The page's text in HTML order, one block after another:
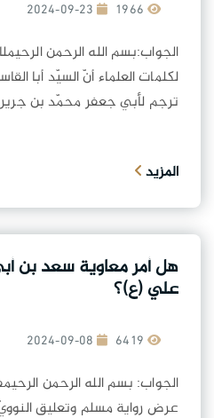
2024-09-23
الجواب:بسم الله الرحمن
لكلمات العلماء أنّ السيّد أبا
ترجم لأبي جعفر محمّد بن جرير
المزيد
هل أمر معاوية سعد بن
علي (ع)؟
2024-09-08
الجواب: بسم الله الرحمن
عرض رواية مسلم وتعليق